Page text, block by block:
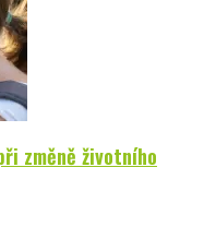
změně životního